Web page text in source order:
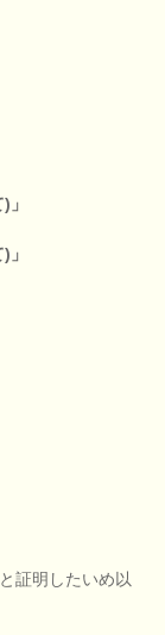
」
」
証明したいめ以